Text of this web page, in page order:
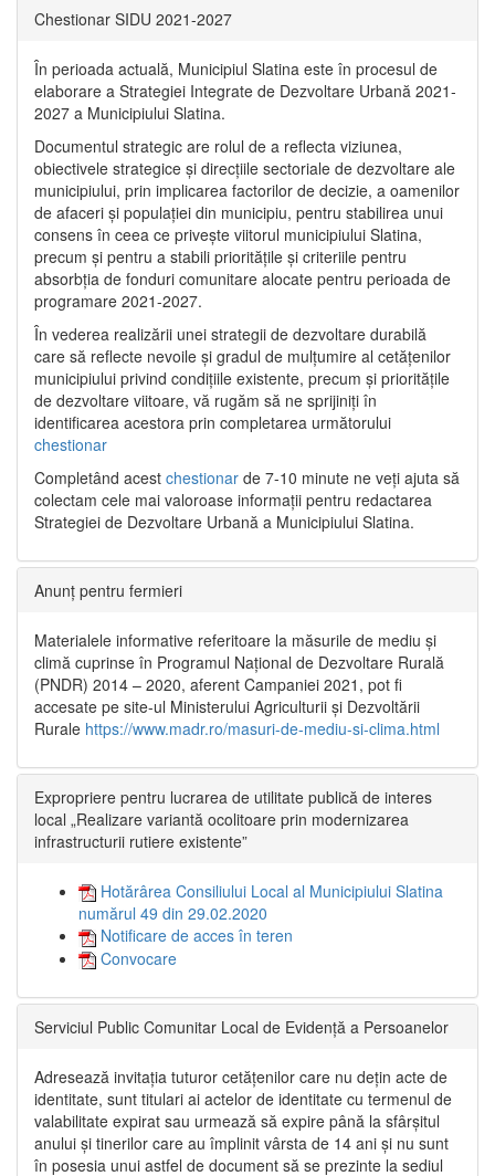
Chestionar SIDU 2021-2027
În perioada actuală, Municipiul Slatina este în procesul de
elaborare a Strategiei Integrate de Dezvoltare Urbană 2021‐
2027 a Municipiului Slatina.
Documentul strategic are rolul de a reflecta viziunea,
obiectivele strategice și direcțiile sectoriale de dezvoltare ale
municipiului, prin implicarea factorilor de decizie, a oamenilor
de afaceri și populației din municipiu, pentru stabilirea unui
consens în ceea ce privește viitorul municipiului Slatina,
precum și pentru a stabili prioritățile și criteriile pentru
absorbția de fonduri comunitare alocate pentru perioada de
programare 2021-2027.
În vederea realizării unei strategii de dezvoltare durabilă
care să reflecte nevoile și gradul de mulțumire al cetățenilor
municipiului privind condițiile existente, precum și prioritățile
de dezvoltare viitoare, vă rugăm să ne sprijiniți în
identificarea acestora prin completarea următorului
chestionar
Completând acest chestionar de 7-10 minute ne veți ajuta să
colectam cele mai valoroase informații pentru redactarea
Strategiei de Dezvoltare Urbană a Municipiului Slatina.
Anunț pentru fermieri
Materialele informative referitoare la măsurile de mediu și
climă cuprinse în Programul Național de Dezvoltare Rurală
(PNDR) 2014 – 2020, aferent Campaniei 2021, pot fi
accesate pe site-ul Ministerului Agriculturii și Dezvoltării
Rurale https://www.madr.ro/masuri-de-mediu-si-clima.html
Expropriere pentru lucrarea de utilitate publică de interes
local „Realizare variantă ocolitoare prin modernizarea
infrastructurii rutiere existente”
Hotărârea Consiliului Local al Municipiului Slatina
numărul 49 din 29.02.2020
Notificare de acces în teren
Convocare
Serviciul Public Comunitar Local de Evidență a Persoanelor
Adresează invitația tuturor cetățenilor care nu dețin acte de
identitate, sunt titulari ai actelor de identitate cu termenul de
valabilitate expirat sau urmează să expire până la sfârșitul
anului și tinerilor care au împlinit vârsta de 14 ani și nu sunt
în posesia unui astfel de document să se prezinte la sediul